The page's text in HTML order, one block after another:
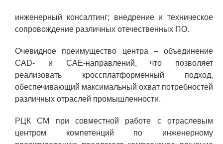
Контроль и арбитраж
Обучение
ПОСЕЩЕНИЕ ЗАТО
инженерный консалтинг; внедрение и техническое
сопровождение различных отечественных ПО.
Очевидное преимущество центра – объединение
CAD- и CAE-направлений, что позволяет
реализовать кроссплатформенный подход,
обеспечивающий максимальный охват потребностей
различных отраслей промышленности.
РЦК СМ при совместной работе с отраслевым
центром компетенций по инженерному